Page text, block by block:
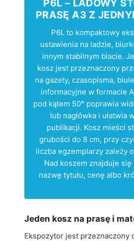
P6L – LADOWY
PRASĘ A3 Z
P6L to kompaktowy
ustawienia na ladzie,
innym stabilnym blacie.
kosz jest przeznaczony
na gazety, czasopisma,
informacyjne w formacie
pod kątem 50° poprawia
lub nagłówka i ułatwia
publikacji. Kosz mieści
grubości do 8 cm, przy
liczba egzemplarzy zależy
Nad koszem znajduje się
nazwę tytułu, cenę albo
Jeden kosz na prasę i
Ekspozytor jest przeznaczony